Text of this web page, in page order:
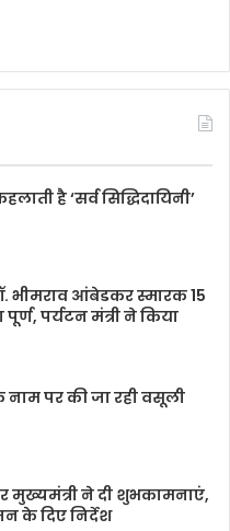
है ‘सर्व सिद्धिदायिनी’
भीमराव आंबेडकर स्मारक 15
पर्यटन मंत्री ने किया
नाम पर की जा रही वसूली
मुख्यमंत्री ने दी शुभकामनाएं,
के दिए निर्देश